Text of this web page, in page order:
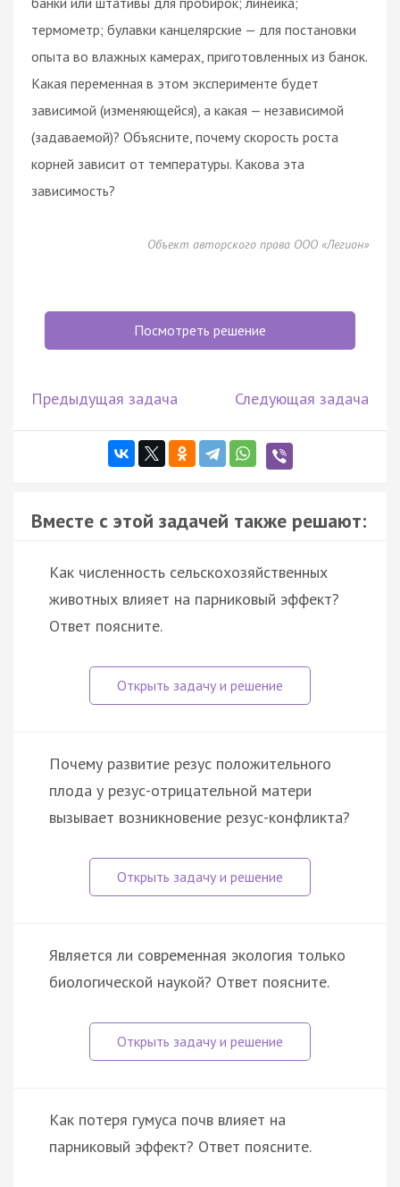
термометр; булавки канцелярские — для постановки
опыта во влажных камерах, приготовленных из банок.
Какая переменная в этом эксперименте будет
зависимой (изменяющейся), а какая — независимой
(задаваемой)? Объясните, почему скорость роста
корней зависит от температуры. Какова эта
зависимость?
Объект авторского права ООО «Легион»
Посмотреть решение
Предыдущая задача Следующая задача
Вместе с этой задачей также решают:
Как численность сельскохозяйственных
животных влияет на парниковый эффект?
Ответ поясните.
Почему развитие резус положительного
плода у резус-отрицательной матери
вызывает возникновение резус-конфликта?
Является ли современная экология только
биологической наукой? Ответ поясните.
Как потеря гумуса почв влияет на
парниковый эффект? Ответ поясните.